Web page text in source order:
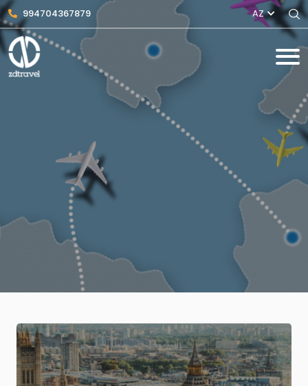
994704367879 AZ